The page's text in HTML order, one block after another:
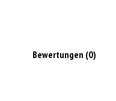
Bewertungen (0)